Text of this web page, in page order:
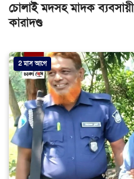
চোলাই মদসহ মাদক
কারাদণ্ড
2 মাস আগে